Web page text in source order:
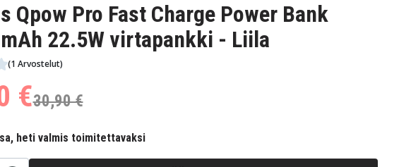
Qpow Pro Fast Charge Power Bank
22.5W virtapankki - Liila
(1 Arvostelut)
€30,90 €
heti valmis toimitettavaksi